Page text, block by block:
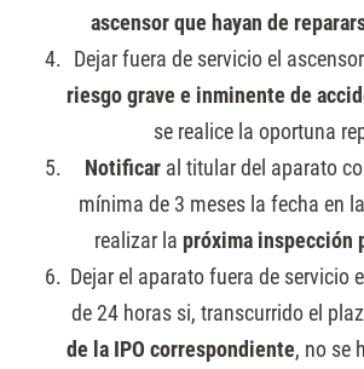
ascensor que hayan de
Dejar fuera de servicio el
riesgo grave e inminente de
se realice la oportuna
Notificar al titular del aparato
mínima de 3 meses la fecha en
realizar la próxima inspección
Dejar el aparato fuera de servicio
de 24 horas si, transcurrido el
de la IPO correspondiente, no se